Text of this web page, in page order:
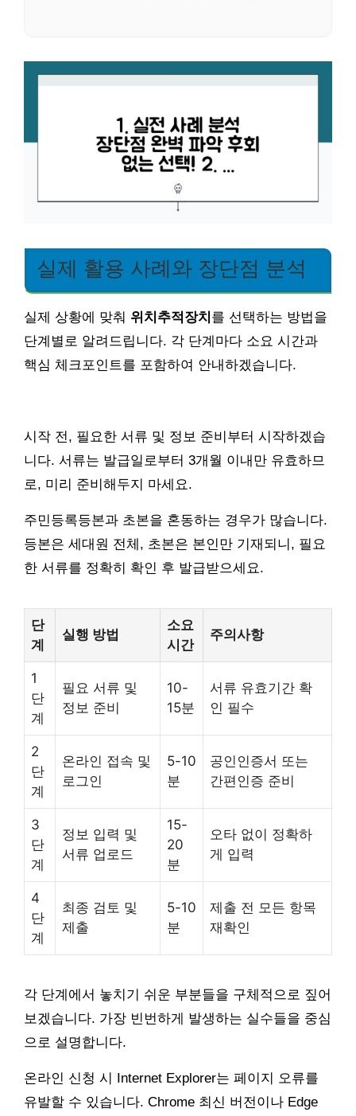
실제 활용 사례와 장단점 분석
실제 상황에 맞춰 위치추적장치 를 선택하는 방법을
단계별로 알려드립니다. 각 단계마다 소요 시간과
핵심 체크포인트를 포함하여 안내하겠습니다.
시작 전, 필요한 서류 및 정보 준비부터 시작하겠습
니다. 서류는 발급일로부터 3개월 이내만 유효하므
로, 미리 준비해두지 마세요.
주민등록등본과 초본을 혼동하는 경우가 많습니다.
등본은 세대원 전체, 초본은 본인만 기재되니, 필요
한 서류를 정확히 확인 후 발급받으세요.
단
계
실행 방법
소요
시간
주의사항
1
단
계
필요 서류 및
정보 준비
10-
15분
서류 유효기간 확
인 필수
2
단
계
온라인 접속 및
로그인
5-10
분
공인인증서 또는
간편인증 준비
3
단
계
정보 입력 및
서류 업로드
15-
20
분
오타 없이 정확하
게 입력
4
단
계
최종 검토 및
제출
5-10
분
제출 전 모든 항목
재확인
각 단계에서 놓치기 쉬운 부분들을 구체적으로 짚어
보겠습니다. 가장 빈번하게 발생하는 실수들을 중심
으로 설명합니다.
온라인 신청 시 Internet Explorer는 페이지 오류를
유발할 수 있습니다. Chrome 최신 버전이나 Edge